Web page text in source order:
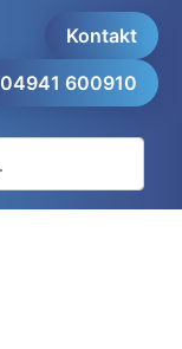
Kontakt
04941 600910